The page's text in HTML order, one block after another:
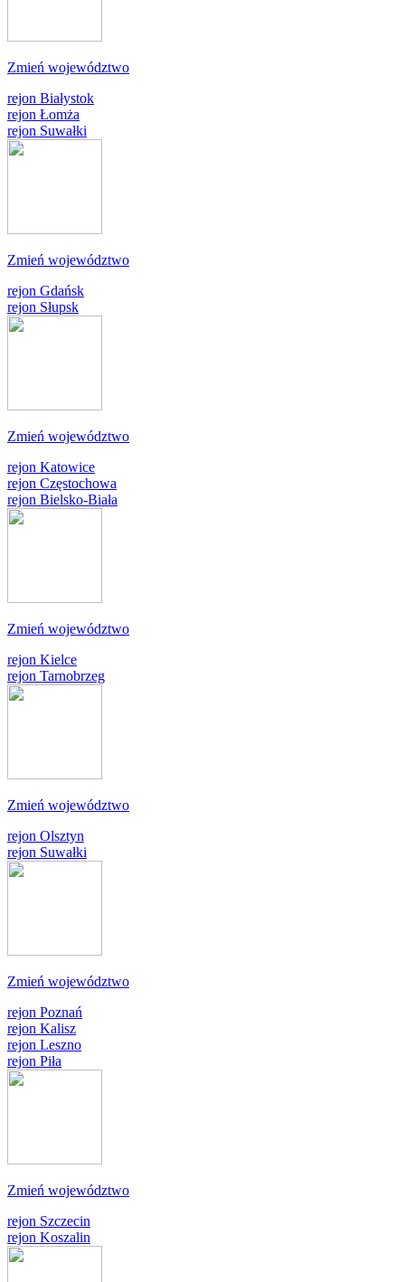
Zmień województwo
rejon Białystok
rejon Łomża
rejon Suwałki
Zmień województwo
rejon Gdańsk
rejon Słupsk
Zmień województwo
rejon Katowice
rejon Częstochowa
rejon Bielsko-Biała
Zmień województwo
rejon Kielce
rejon Tarnobrzeg
Zmień województwo
rejon Olsztyn
rejon Suwałki
Zmień województwo
rejon Poznań
rejon Kalisz
rejon Leszno
rejon Piła
Zmień województwo
rejon Szczecin
rejon Koszalin